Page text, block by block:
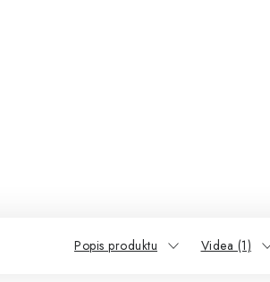
Popis produktu Videa (1)